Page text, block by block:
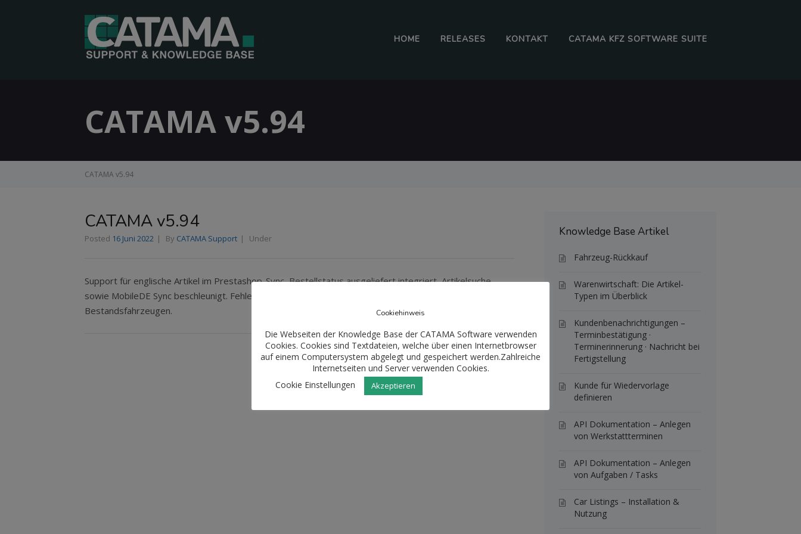
HOME RELEASES KONTAKT CATAMA KFZ SOFTWARE SUITE
CATAMA v5.94
CATAMA v5.94
CATAMA v5.94
Posted 16 Juni 2022 By CATAMA Support Under
Support für englische Artikel im Prestashop-Sync, Bestellstatus ausgeliefert integriert, Artikelsuche
sowie MobileDE Sync beschleunigt. Fehlerbehebung bei der Verknüpfung von Angeboten und
Bestandsfahrzeugen.
Knowledge Base Artikel
Fahrzeug-Rückkauf
Warenwirtschaft: Die Artikel-
Typen im Überblick
Kundenbenachrichtigungen –
Terminbestätigung ·
Terminerinnerung · Nachricht bei
Fertigstellung
Kunde für Wiedervorlage
definieren
API Dokumentation – Anlegen
von Werkstattterminen
API Dokumentation – Anlegen
von Aufgaben / Tasks
Car Listings – Installation &
Nutzung
Cookiehinweis
Die Webseiten der Knowledge Base der CATAMA Software verwenden
Cookies. Cookies sind Textdateien, welche über einen Internetbrowser
auf einem Computersystem abgelegt und gespeichert werden.Zahlreiche
Internetseiten und Server verwenden Cookies.
Cookie Einstellungen
Akzeptieren